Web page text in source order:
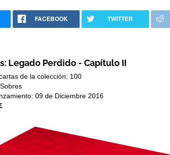
FACEBOOK TWITTER
Legado Perdido - Capítulo II
de la colección: 100
09 de Diciembre 2016